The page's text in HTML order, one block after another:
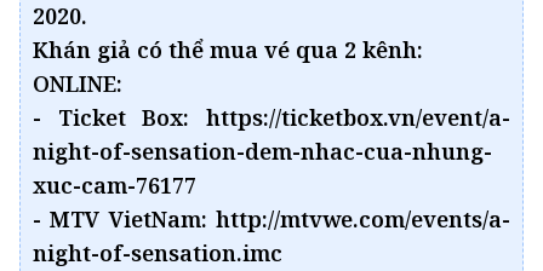
2020.
Khán giả có thể mua vé qua 2 kênh:
ONLINE:
- Ticket Box: https://ticketbox.vn/event/a-
night-of-sensation-dem-nhac-cua-nhung-
xuc-cam-76177
- MTV VietNam: http://mtvwe.com/events/a-
night-of-sensation.imc